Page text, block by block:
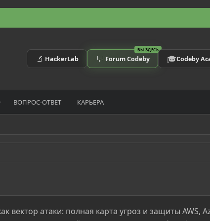
🔬 HackerLab
ВЫ ЗДЕСЬ
💬 Forum Codeby 🎓Codeby
ВОПРОС-ОТВЕТ КАРЬЕРА
вектор атаки: полная карта угроз и защиты AWS,